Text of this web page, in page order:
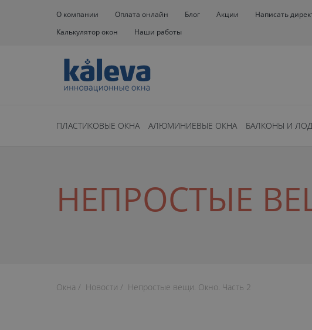
О компании Оплата онлайн Блог Акции Написать
Калькулятор окон
Наши работы
ПЛАСТИКОВЫЕ ОКНА АЛЮМИНИЕВЫЕ ОКНА БАЛКОНЫ И
НЕПРОСТЫЕ
Окна Новости Непростые вещи. Окно. Часть 2